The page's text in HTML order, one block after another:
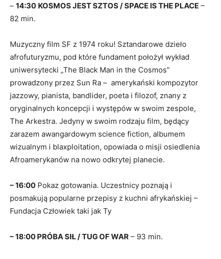
– 14:30 KOSMOS JEST SZTOS / SPACE IS THE PLACE –
82 min.
Muzyczny film SF z 1974 roku! Sztandarowe dzieło
afrofuturyzmu, pod które fundament położył wykład
uniwersytecki „The Black Man in the Cosmos”
prowadzony przez Sun Ra – amerykański kompozytor
jazzowy, pianista, bandlider, poeta i filozof, znany z
oryginalnych koncepcji i występów w swoim zespole,
The Arkestra. Jedyny w swoim rodzaju film, będący
zarazem awangardowym science fiction, albumem
wizualnym i blaxploitation, opowiada o misji osiedlenia
Afroamerykanów na nowo odkrytej planecie.
– 16:00 Pokaz gotowania. Uczestnicy poznają i
posmakują popularne przepisy z kuchni afrykańskiej –
Fundacja Człowiek taki jak Ty
– 18:00 PRÓBA SIŁ / TUG OF WAR – 93 min.